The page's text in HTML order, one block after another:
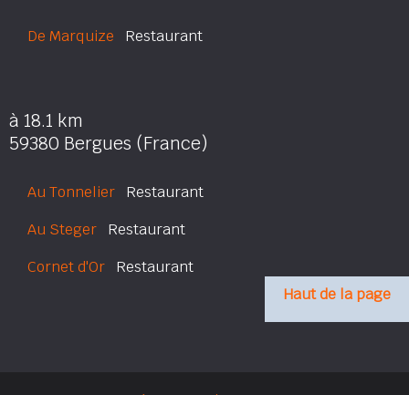
De Marquize Restaurant
à 18.1 km
59380 Bergues (France)
Au Tonnelier Restaurant
Au Steger Restaurant
Cornet d'Or Restaurant
Haut de la page